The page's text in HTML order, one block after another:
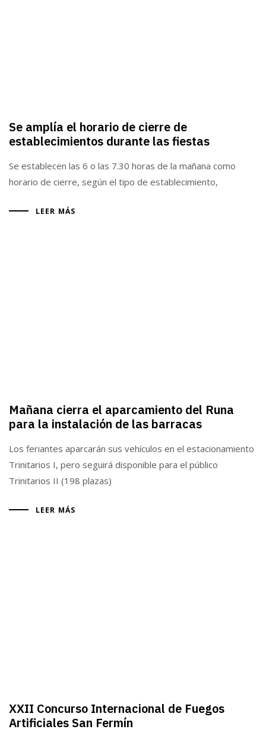
Se amplía el horario de cierre de
establecimientos durante las fiestas
Se establecen las 6 o las 7.30 horas de la mañana como
horario de cierre, según el tipo de establecimiento,
LEER MÁS
Mañana cierra el aparcamiento del Runa
para la instalación de las barracas
Los feriantes aparcarán sus vehículos en el estacionamiento
Trinitarios I, pero seguirá disponible para el público
Trinitarios II (198 plazas)
LEER MÁS
XXII Concurso Internacional de Fuegos
Artificiales San Fermín